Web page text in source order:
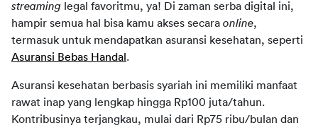
streaming legal favoritmu, ya! Di zaman serba digital ini,
hampir semua hal bisa kamu akses secara online,
Asuransi Bebas Handal .
Asuransi kesehatan berbasis syariah ini memiliki manfaat
rawat inap yang lengkap hingga Rp100 juta/tahun.
Kontribusinya terjangkau, mulai dari Rp75 ribu/bulan dan